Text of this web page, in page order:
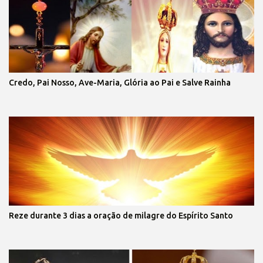
Credo, Pai Nosso, Ave-Maria, Glória ao Pai e Salve Rainha
Reze durante 3 dias a oração de milagre do Espírito Santo